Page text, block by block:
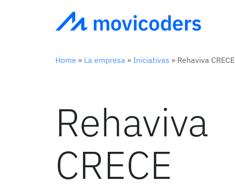
Home » La empresa » Iniciativas » Rehaviva CRECE
Rehaviva
CRECE